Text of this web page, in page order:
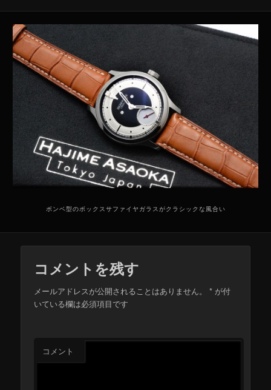
ン
ボンベ型のボックスサファイヤガラスがクラシックな風合い
コメントを残す
メールアドレスが公開されることはありません。 * が付
いている欄は必須項目です
コメント